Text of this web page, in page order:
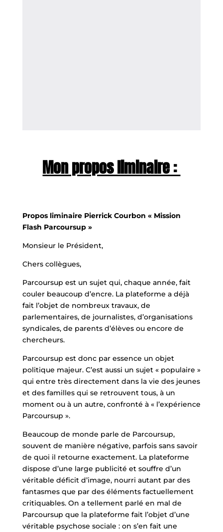
Mon propos liminaire :
Propos liminaire Pierrick Courbon « Mission
Flash Parcoursup »
Monsieur le Président,
Chers collègues,
Parcoursup est un sujet qui, chaque année, fait
couler beaucoup d’encre. La plateforme a déjà
fait l’objet de nombreux travaux, de
parlementaires, de journalistes, d’organisations
syndicales, de parents d’élèves ou encore de
chercheurs.
Parcoursup est donc par essence un objet
politique majeur. C’est aussi un sujet « populaire »
qui entre très directement dans la vie des jeunes
et des familles qui se retrouvent tous, à un
moment ou à un autre, confronté à « l’expérience
Parcoursup ».
Beaucoup de monde parle de Parcoursup,
souvent de manière négative, parfois sans savoir
de quoi il retourne exactement. La plateforme
dispose d’une large publicité et souffre d’un
véritable déficit d’image, nourri autant par des
fantasmes que par des éléments factuellement
critiquables. On a tellement parlé en mal de
Parcoursup que la plateforme fait l’objet d’une
véritable psychose sociale : on s’en fait une